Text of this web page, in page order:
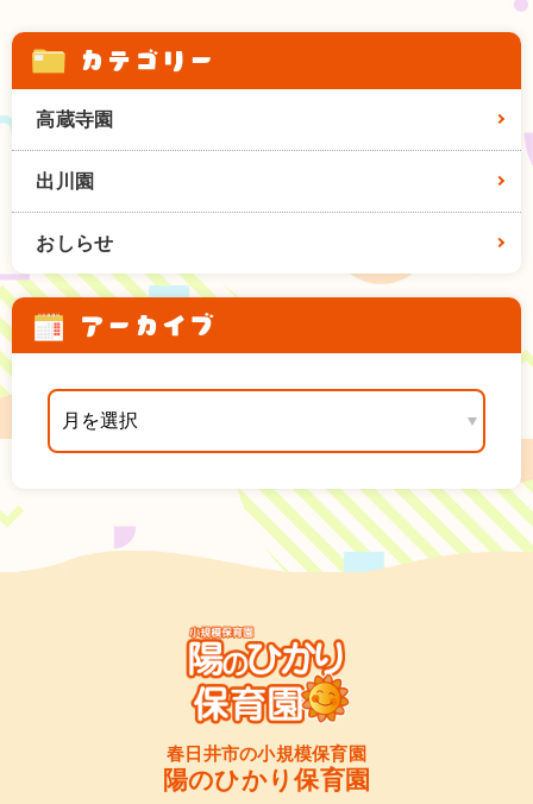
カテゴリー
高蔵寺園
出川園
おしらせ
アーカイブ
春日井市の小規模保育園
陽のひかり保育園